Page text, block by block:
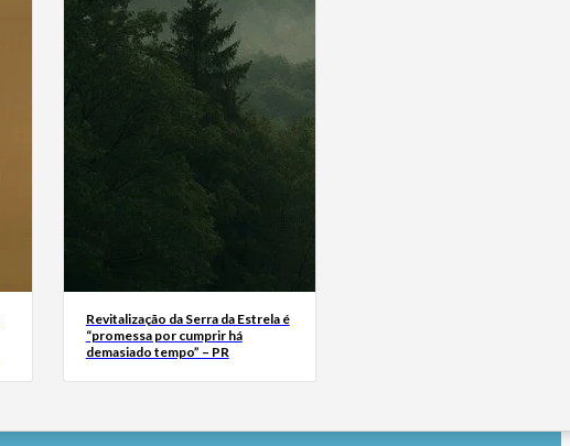
Revitalização da Serra da Estrela é
“promessa por cumprir há
demasiado tempo” – PR